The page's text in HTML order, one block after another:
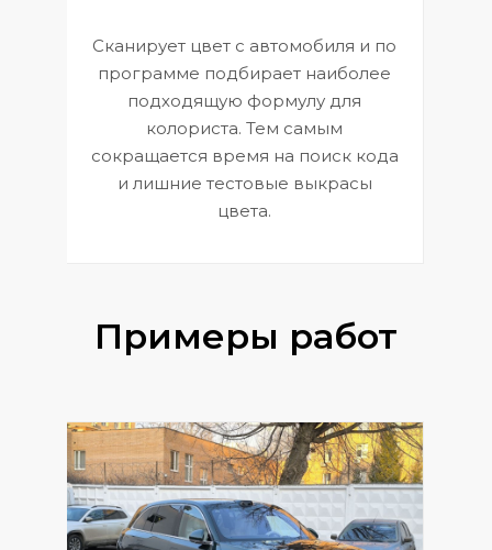
Сканирует цвет с автомобиля и по
программе подбирает наиболее
подходящую формулу для
колориста. Тем самым
сокращается время на поиск кода
и лишние тестовые выкрасы
цвета.
Примеры работ